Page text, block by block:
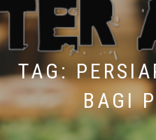
TAG:
BAGI